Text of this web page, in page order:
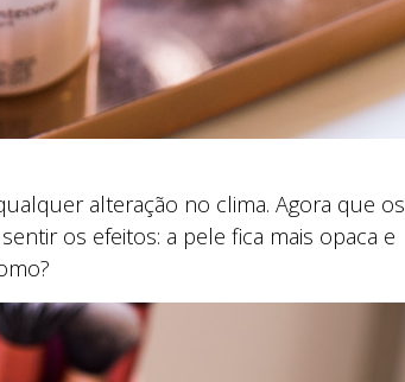
alteração no clima. Agora que os
os efeitos: a pele fica mais opaca e